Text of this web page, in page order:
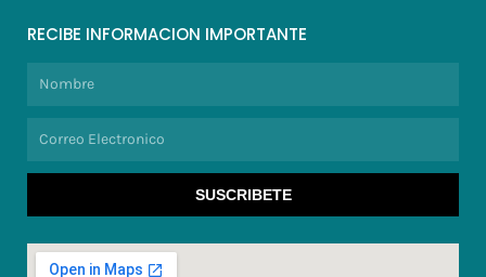
RECIBE INFORMACION IMPORTANTE
SUSCRIBETE